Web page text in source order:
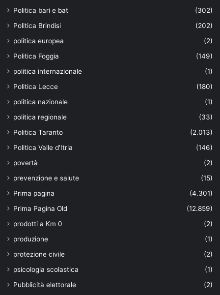
Politica bari e bat
(302)
Politica Brindisi
(202)
politica europea
(2)
Politica Foggia
(149)
politica internazionale
(1)
Politica Lecce
(180)
politica nazionale
(1)
politica regionale
(33)
Politica Taranto
(2.013)
Politica Valle d'Itria
(146)
povertà
(2)
prevenzione e salute
(15)
Prima pagina
(4.301)
Prima Pagina Old
(12.859)
prodotti a Km 0
(2)
produzione
(1)
protezione civile
(2)
psicologia scolastica
(1)
Pubblicità elettorale
(2)